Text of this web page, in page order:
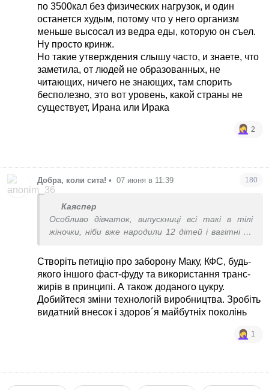
по 3500кал без физических нагрузок, и один
останется худым, потому что у него организм
меньше высосал из ведра еды, которую он съел.
Ну просто кринж.
Но такие утверждения слышу часто, и знаете, что
заметила, от людей не образованных, не
читающих, ничего не знающих, там спорить
бесполезно, это вот уровень, какой страны не
существует, Ирана или Ирака
2
Добра, коли сита! • 07 июня в 11:39 180
Каяспер
Особливо дівчаток, випускниці всі такі в тілі
жіночки, ніби вже народили 12 дітей і вагітні 13
Створіть петицію про заборону Маку, КФС, будь-
якого іншого фаст-фуду та використання транс-
жирів в принципі. А також доданого цукру.
Добийтеся зміни технологій виробництва. Зробіть
видатний внесок і здоров´я майбутніх поколінь
1